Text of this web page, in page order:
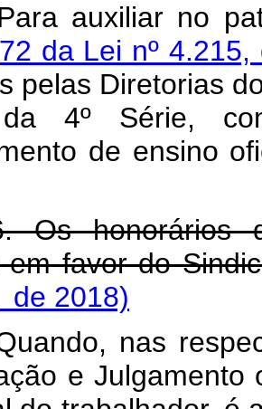
auxiliar no
72 da Lei nº
pelas Diretorias
4º Série,
de ensino
Os honorários
em favor do
de 2018)
nas
e